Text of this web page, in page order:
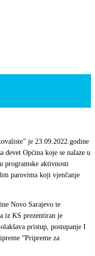
je 23.09.2022.godine
devet Općina koje se nalaze u
programske aktivnosti
parovima koji vjenčanje
Novo Sarajevo te
iz KS prezentiran je
pristup, postupanje I
“Pripreme za